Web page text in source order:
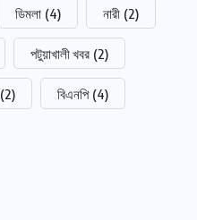
ডিমলা (4) নারী (2)
পটুয়াখালী খবর (2)
(2) বিএনপি (4)